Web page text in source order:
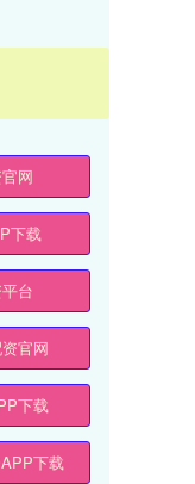
网
下载
台
官网
下载
下载